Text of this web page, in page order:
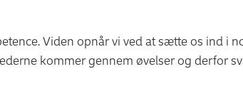
Viden opnår vi ved at sætte os ind i
kommer gennem øvelser og derfor